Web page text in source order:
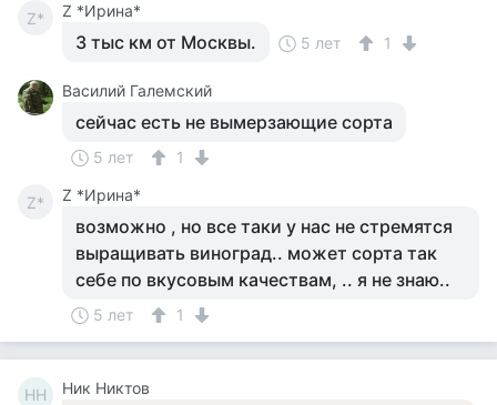
Z* Z *Ирина*
3 тыс км от Москвы. 5 лет 1
Василий Галемский
сейчас есть не вымерзающие сорта
5 лет 1
Z* Z *Ирина*
возможно , но все таки у нас не стремятся
выращивать виноград.. может сорта так
себе по вкусовым качествам, .. я не знаю..
5 лет 1
НН Ник Никтов